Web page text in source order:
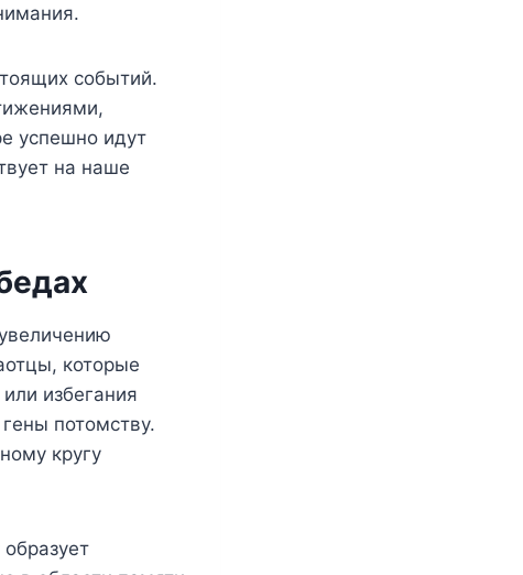
событий.
успешно идут
на наше
которые
избегания
потомству.
кругу